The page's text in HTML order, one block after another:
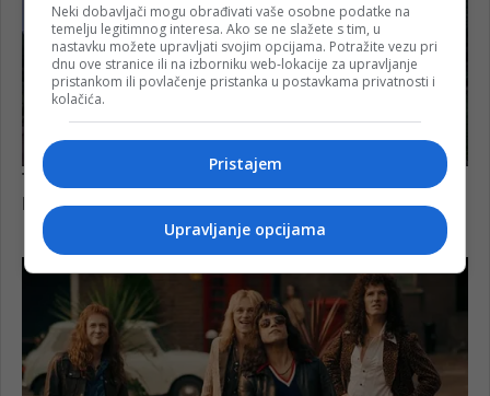
Neki dobavljači mogu obrađivati vaše osobne podatke na
temelju legitimnog interesa. Ako se ne slažete s tim, u
nastavku možete upravljati svojim opcijama. Potražite vezu pri
dnu ove stranice ili na izborniku web-lokacije za upravljanje
pristankom ili povlačenje pristanka u postavkama privatnosti i
kolačića.
Pristajem
Upravljanje opcijama